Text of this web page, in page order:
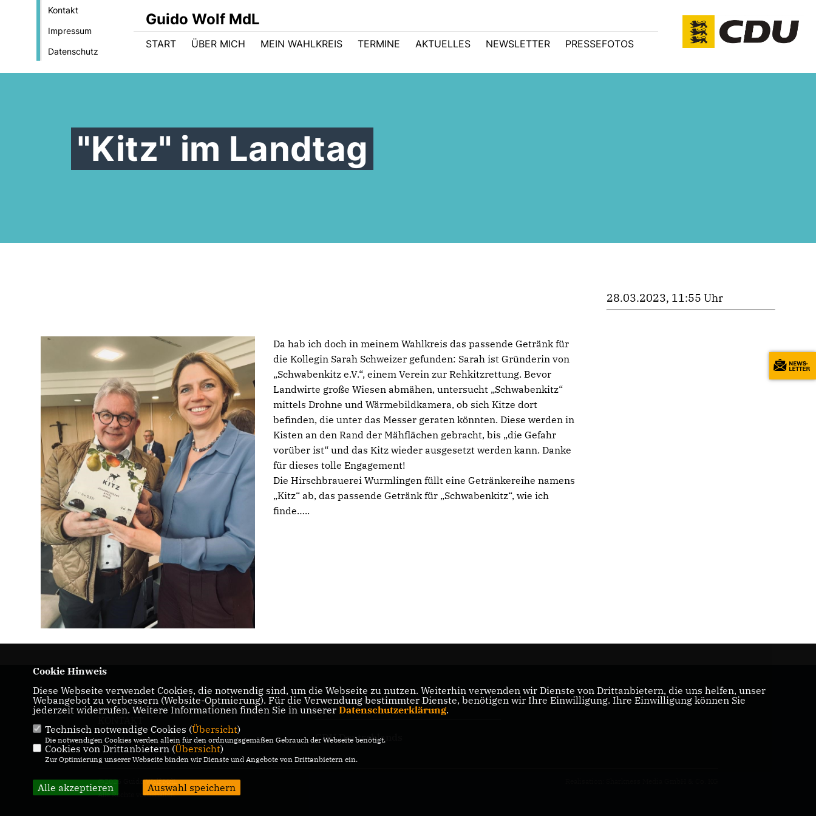
Kontakt
Impressum
Datenschutz
Guido Wolf MdL
START ÜBER MICH MEIN WAHLKREIS TERMINE AKTUELLES NEWSLETTER PRESSEFOTOS
"Kitz" im Landtag
Da hab ich doch in meinem Wahlkreis das passende Getränk für
die Kollegin Sarah Schweizer gefunden: Sarah ist Gründerin von
Schwabenkitz e.V.“, einem Verein zur Rehkitzrettung. Bevor
Landwirte große Wiesen abmähen, untersucht „Schwabenkitz“
mittels Drohne und Wärmebildkamera, ob sich Kitze dort
befinden, die unter das Messer geraten könnten. Diese werden in
Kisten an den Rand der Mähflächen gebracht, bis „die Gefahr
vorüber ist“ und das Kitz wieder ausgesetzt werden kann. Danke
für dieses tolle Engagement!
Die Hirschbrauerei Wurmlingen füllt eine Getränkereihe namens
Kitz“ ab, das passende Getränk für „Schwabenkitz“, wie ich
finde…..
28.03.2023, 11:55 Uhr
IMPRESSUM
DATENSCHUTZ
CDU Baden-Württemberg
CDU Deutschlands
@2026 Guido Wolf MdL
Alle Rechte vorbehalten.
Cookie Hinweis
Diese Webseite verwendet Cookies, die notwendig sind, um die Webseite zu nutzen. Weiterhin verwenden wir Dienste von Drittanbietern, die uns helfen, unser
Webangebot zu verbessern (Website-Optmierung). Für die Verwendung bestimmter Dienste, benötigen wir Ihre Einwilligung. Ihre Einwilligung können Sie
jederzeit widerrufen. Weitere Informationen finden Sie in unserer Datenschutzerklärung.
Technisch notwendige Cookies (Übersicht)
Die notwendigen Cookies werden allein für den ordnungsgemäßen Gebrauch der Webseite benötigt.
Cookies von Drittanbietern (Übersicht)
Zur Optimierung unserer Webseite binden wir Dienste und Angebote von Drittanbietern ein.
Alle akzeptieren Auswahl speichern